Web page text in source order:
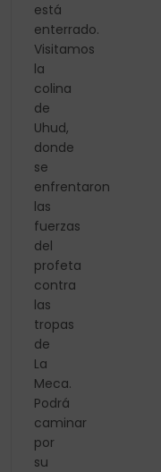
está
enterrado.
Visitamos
la
colina
de
Uhud,
donde
se
enfrentaron
las
fuerzas
del
profeta
contra
las
tropas
de
La
Meca.
Podrá
caminar
por
su